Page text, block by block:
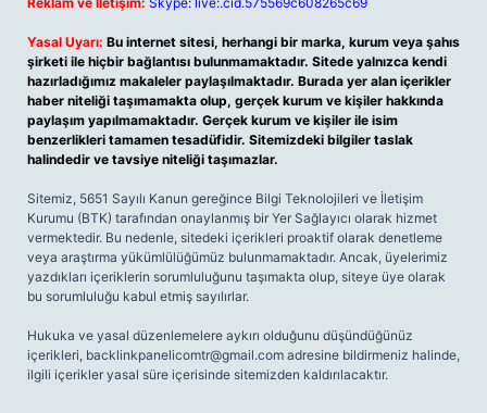
Yasal Uyarı: Bu internet sitesi, herhangi bir marka, kurum veya şahıs
şirketi ile hiçbir bağlantısı bulunmamaktadır. Sitede yalnızca kendi
hazırladığımız makaleler paylaşılmaktadır. Burada yer alan içerikler
haber niteliği taşımamakta olup, gerçek kurum ve kişiler hakkında
paylaşım yapılmamaktadır. Gerçek kurum ve kişiler ile isim
benzerlikleri tamamen tesadüfidir. Sitemizdeki bilgiler taslak
halindedir ve tavsiye niteliği taşımazlar.
Sitemiz, 5651 Sayılı Kanun gereğince Bilgi Teknolojileri ve İletişim
Kurumu (BTK) tarafından onaylanmış bir Yer Sağlayıcı olarak hizmet
vermektedir. Bu nedenle, sitedeki içerikleri proaktif olarak denetleme
veya araştırma yükümlülüğümüz bulunmamaktadır. Ancak, üyelerimiz
yazdıkları içeriklerin sorumluluğunu taşımakta olup, siteye üye olarak
bu sorumluluğu kabul etmiş sayılırlar.
Hukuka ve yasal düzenlemelere aykırı olduğunu düşündüğünüz
içerikleri, backlinkpanelicomtr@gmail.com adresine bildirmeniz halinde,
ilgili içerikler yasal süre içerisinde sitemizden kaldırılacaktır.